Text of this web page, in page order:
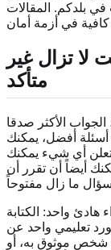
في بلدكم. المقالات
لا تزال غير
متأكد
الأكثر صدقا
أفضل، يمكنك
أي شيء يمكنك
أيضاً أن تقرر أن
ما زال مفتوحاً
هادئ واحد: الكتابة
تعليمي واحد عن
شخص موثوق به، أو